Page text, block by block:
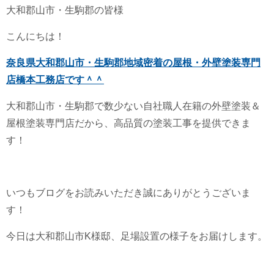
大和郡山市・生駒郡の皆様
こんにちは！
奈良県大和郡山市・生駒郡地域密着の屋根・外壁塗装専門
店橋本工務店です＾＾
大和郡山市・生駒郡で数少ない自社職人在籍の外壁塗装＆
屋根塗装専門店だから、高品質の塗装工事を提供できま
す！
いつもブログをお読みいただき誠にありがとうございま
す！
今日は大和郡山市K様邸、足場設置の様子をお届けします。